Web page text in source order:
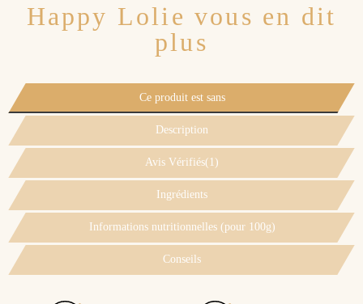
Happy Lolie vous en dit
plus
Ce produit est sans
Description
Avis Vérifiés(1)
Ingrédients
Informations nutritionnelles (pour 100g)
Conseils